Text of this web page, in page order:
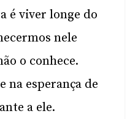
é viver longe do
nele
o conhece.
na esperança de
a ele.